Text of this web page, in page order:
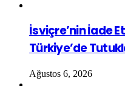
İsviçre’nin İade
Türkiye’de
Ağustos 6, 2026